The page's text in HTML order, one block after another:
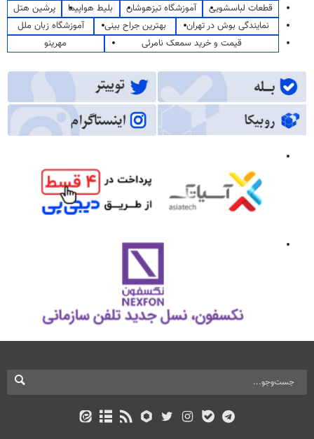
قطعات لباسشویی
آموزشگاه تیزهوشان بلیط هواپیما
پرشین هتل
نمایندگی بوش در تهران
بهترین جراح بینی
آموزشگاه زبان ملل
قیمت و خرید سمعک نامرئی
مهرینو